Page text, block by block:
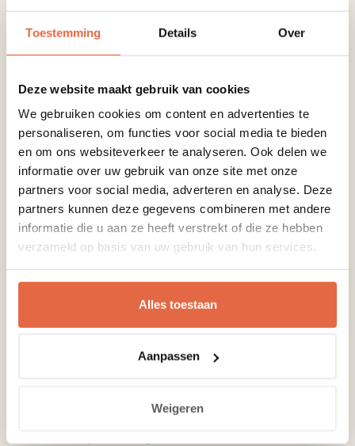
Toestemming Details Over
Deze website maakt gebruik van cookies
We gebruiken cookies om content en advertenties te
personaliseren, om functies voor social media te bieden
en om ons websiteverkeer te analyseren. Ook delen we
informatie over uw gebruik van onze site met onze
partners voor social media, adverteren en analyse. Deze
partners kunnen deze gegevens combineren met andere
informatie die u aan ze heeft verstrekt of die ze hebben
verzameld op basis van uw gebruik van hun services.
Alles toestaan
Aanpassen
Weigeren
aankomst, is de klant verplicht 60% van de
reserveringswaarde te voldoen.
aankomst, is de klant verplicht 85% van de
reserveringswaarde te voldoen.
o In geval van annulering minder dan 7 dagen voor
aankomst, is de klant verplicht 100% van de
reserveringswaarde te voldoen.
Betalingsvoorwaarden groepen
o 80% aanbetaling: Zodra je reservering definitief is,
ontvang je van ons een pro-forma factuur. We vragen je
om deze aanbetaling binnen 14 dagen te voldoen.
o 20% restantbetaling: Het resterende bedrag betaal je 14
dagen voor aankomst, nadat we de definitieve namenlijst
Algemene bepalingen & voorwaarden
Uitchecken voor 12:00 uur.